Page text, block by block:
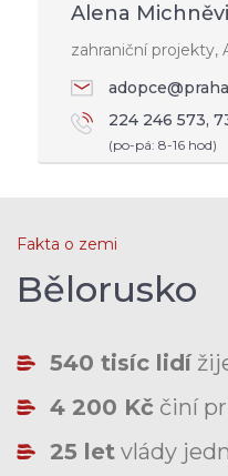
Alena
zahraniční projekty,
224 246 573,
(po-pá: 8-16 hod)
Fakta o zemi
Bělorusko
540 tisíc lidí
4 200 Kč činí
25 let vlády